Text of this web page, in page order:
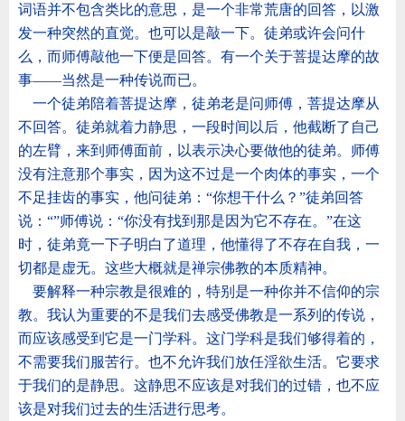
词语并不包含类比的意思，是一个非常荒唐的回答，以激
发一种突然的直觉。也可以是敲一下。徒弟或许会问什
么，而师傅敲他一下便是回答。有一个关于菩提达摩的故
事——当然是一种传说而已。
一个徒弟陪着菩提达摩，徒弟老是问师傅，菩提达摩从
不回答。徒弟就着力静思，一段时间以后，他截断了自己
的左臂，来到师傅面前，以表示决心要做他的徒弟。师傅
没有注意那个事实，因为这不过是一个肉体的事实，一个
不足挂齿的事实，他问徒弟： “你想干什么？ ”徒弟回答
说： “”师傅说： “你没有找到那是因为它不存在。 ”在这
时，徒弟竟一下子明白了道理，他懂得了不存在自我，一
切都是虚无。这些大概就是禅宗佛教的本质精神。
要解释一种宗教是很难的，特别是一种你并不信仰的宗
教。我认为重要的不是我们去感受佛教是一系列的传说，
而应该感受到它是一门学科。这门学科是我们够得着的，
不需要我们服苦行。也不允许我们放任淫欲生活。它要求
于我们的是静思。这静思不应该是对我们的过错，也不应
该是对我们过去的生活进行思考。